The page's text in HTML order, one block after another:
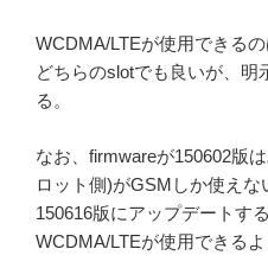
WCDMA/LTEが使用できるの
どちらのslotでも良いが、明
る。
なお、firmwareが150602版
ロット側)がGSMしか使えな
150616版にアップデートす
WCDMA/LTEが使用できるよ